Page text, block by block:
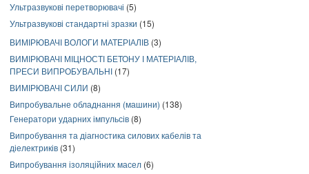
Ультразвукові перетворювачі (5)
Ультразвукові стандартні зразки (15)
ВИМІРЮВАЧІ ВОЛОГИ МАТЕРІАЛІВ (3)
ВИМІРЮВАЧІ МІЦНОСТІ БЕТОНУ І МАТЕРІАЛІВ,
ПРЕСИ ВИПРОБУВАЛЬНІ (17)
ВИМІРЮВАЧІ СИЛИ (8)
Випробувальне обладнання (машини) (138)
Генератори ударних імпульсів (8)
Випробування та діагностика силових кабелів та
діелектриків (31)
Випробування ізоляційних масел (6)